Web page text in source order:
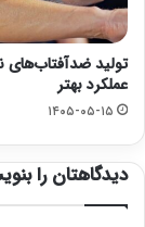
تولید ضدآفتاب‌های
عملکرد بهتر
۱۴۰۵-۰۵-۱۵
دیدگاهتان را